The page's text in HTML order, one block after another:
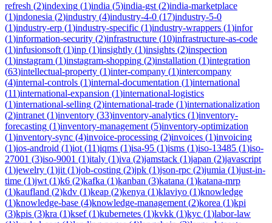
refresh (2)indexing (1)india (5)india-gst (2)india-marketplace
(1)indonesia (2)industry (4)industry-4-0 (17)industry-5-0
(1)industry-erp (1)industry-specific (1)industry-wrappers (1)infor
(1)information-security (2)infrastructure (10)infrastructure-as-code
(1)infusionsoft (1)inp (1)insightly (1)insights (2)inspection
(1)instagram (1)instagram-shopping (2)installation (1)integration
(63)intellectual-property (1)inter-company (1)intercompany
(4)internal-controls (1)internal-documentation (1)international
(11)international-expansion (1)international-logistics
(1)international-selling (2)international-trade (1)internationalization
(2)intranet (1)inventory (33)inventory-analytics (1)inventory-
forecasting (1)inventory-management (5)inventory-optimization
(1)inventory-sync (4)invoice-processing (2)invoices (1)invoicing
(1)ios-android (1)iot (11)iqms (1)isa-95 (1)isms (1)iso-13485 (1)iso-
27001 (3)iso-9001 (1)italy (1)iva (2)jamstack (1)japan (2)javascript
(1)jewelry (1)jit (1)job-costing (2)jpk (1)json-rpc (2)jumia (1)just-in-
time (1)jwt (1)k6 (2)kafka (1)kanban (3)katana (1)katana-mrp
(1)kaufland (2)kdv (1)keap (2)kenya (1)klaviyo (1)knowledge
(1)knowledge-base (4)knowledge-management (2)korea (1)kpi
(3)kpis (3)kra (1)ksef(1)kubernetes (1)kvkk (1)kyc (1)labor-law